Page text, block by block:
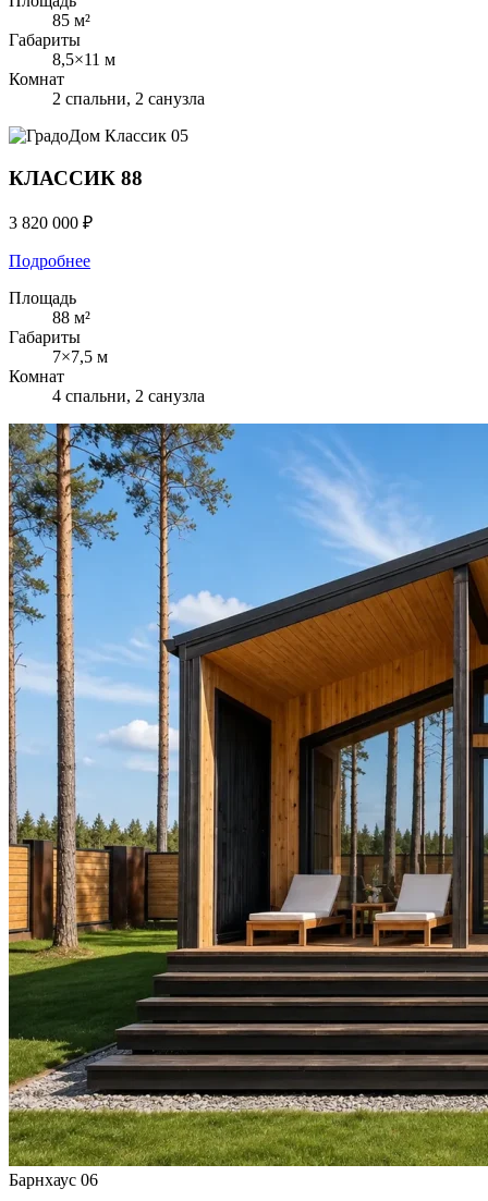
85 м²
Габариты
8,5×11 м
Комнат
2 спальни, 2 санузла
Классик 05
КЛАССИК 88
3 820 000 ₽
Подробнее
Площадь
88 м²
Габариты
7×7,5 м
Комнат
4 спальни, 2 санузла
Барнхаус 06